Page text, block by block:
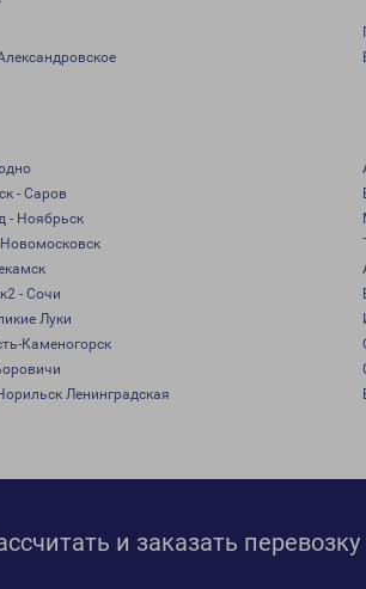
- Саров
- Ноябрьск
- Сочи
Луки
Каменогорск
Ленинградская
и заказать перевозку